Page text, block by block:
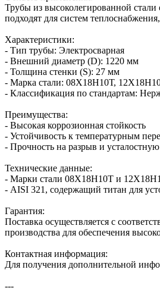
Трубы из высоколегированной
подходят для систем
Характеристики:
- Тип трубы: Электросварная
- Внешний диаметр (D): 1220 мм
- Толщина стенки (S): 27 мм
- Марка стали: 08Х18Н10Т,
- Классификация по стандартам:
Преимущества:
- Высокая коррозионная стойкость
- Устойчивость к температурным
- Прочность на разрыв и
Технические данные:
- Марки стали 08Х18Н10Т и
- AISI 321, содержащий титан для
Гарантия:
Поставка осуществляется с
производства для обеспечения
Контактная информация:
Для получения дополнительной
---